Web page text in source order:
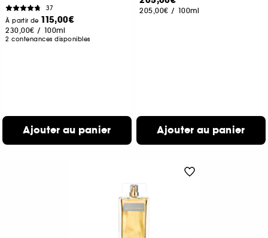
37
À partir de 115,00€
230,00€ / 100ml
2 contenances disponibles
Ajouter au panier
205,00€ / 100ml
Ajouter au panier